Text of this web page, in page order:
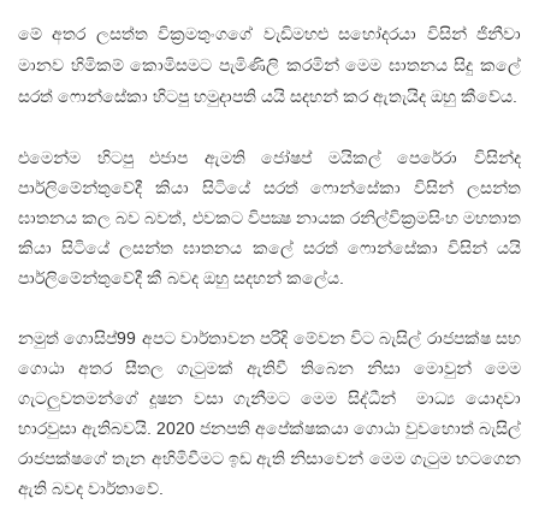
මේ අතර ලසත්ත වික‍්‍රමතුංගගේ වැඩිමහළු සහෝදරයා විසින් ජිනීවා
මානව හිමිකම් කොමිසමට පැමිණිලි කරමින් මෙම ඝාතනය සිදු කලේ
සරත් ෆොන්සේකා හිටපු හමුදාපති යයි සදහන් කර ඇතැයිද ඔහු කීවේය.
එමෙන්ම හිටපු එජාප ඇමති ජෝෂප් මයිකල් පෙරේරා විසින්ද
පාර්ලිමේන්තුවේදී කියා සිටියේ සරත් ෆොන්සේකා විසින් ලසන්ත
ඝාතනය කල බව බවත්, එවකට විපක්‍ෂ නායක රනිල්වික‍්‍රමසිංහ මහතාත
කියා සිටියේ ලසන්ත ඝාතනය කලේ සරත් ෆොන්සේකා විසින් යයි
පාර්ලිමේන්තුවේදී කී බවද ඔහු සදහන් කලේය.
නමුත් ගොසිප්99 අපට වාර්තාවන පරිදි මේවන විට බැසිල් රාජපක්ෂ සහ
ගොඨා අතර සීතල ගැටුමක් ඇතිවී තිබෙන නිසා මොවුන් මෙම
ගැටලුවතමන්ගේ දූෂන වසා ගැනීමට මෙම සිද්ධීන් මාධ්‍ය යොදවා
හාරවුසා ඇතිබවයි. 2020 ජනපති අපේක්ෂකයා ගොඨා වුවහොත් බැසිල්
රාජපක්ෂගේ තැන අහිමිවීමට ඉඩ ඇති නිසාවෙන් මෙම ගැටුම හටගෙන
ඇති බවද වාර්තාවේ.